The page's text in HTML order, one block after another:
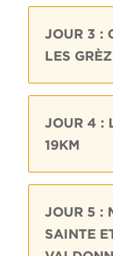
JOUR 3 :
LES
JOUR 4 :
19KM
JOUR 5 :
SAINTE